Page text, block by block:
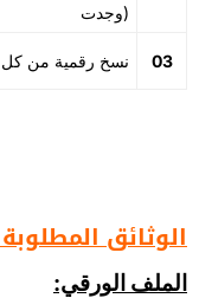
وجدت)
– نسخ رقمية من 03
الوثائق
الملف الورقي: